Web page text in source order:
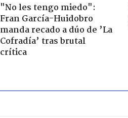
"No les tengo miedo":
Fran García-Huidobro
manda recado a dúo de ’La
Cofradía’ tras brutal
crítica